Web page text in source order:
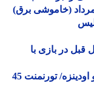
در بازی با
ویدیو| خلاصه بازی بارسلونا مقابل ناتینگام و اودینزه/ تورنمنت 45